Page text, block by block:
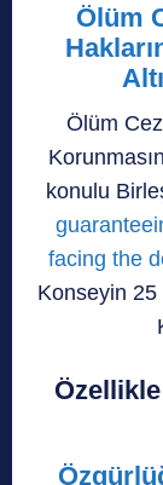
Ölüm
Ölüm
konulu
facing the
Konseyin 25